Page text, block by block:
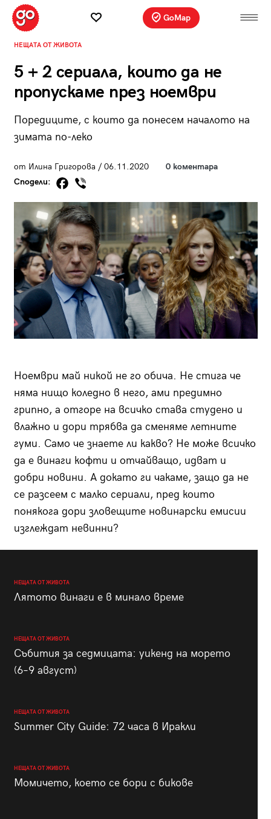
GoMap
НЕЩАТА ОТ ЖИВОТА
5 + 2 сериала, които да не
пропускаме през ноември
Поредиците, с които да понесем началото на
зимата по-леко
от Илина Григорова / 06.11.2020
0 коментара
Сподели:
Ноември май никой не го обича. Не стига че
няма нищо коледно в него, ами предимно
грипно, а отгоре на всичко става студено и
влажно и дори трябва да сменяме летните
гуми. Само че знаете ли какво? Не може всичко
да е винаги кофти и отчайващо, идват и
добри новини. А докато ги чакаме, защо да не
се разсеем с малко сериали, пред които
понякога дори зловещите новинарски емисии
изглеждат невинни?
НЕЩАТА ОТ ЖИВОТА
Лятото винаги е в минало време
НЕЩАТА ОТ ЖИВОТА
Събития за седмицата: уикенд на морето
(6–9 август)
НЕЩАТА ОТ ЖИВОТА
Summer City Guide: 72 часа в Иракли
НЕЩАТА ОТ ЖИВОТА
Момичето, което се бори с бикове